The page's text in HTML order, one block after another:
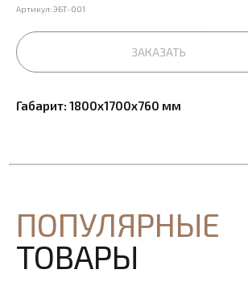
Артикул:ЭБТ-001
ЗАКАЗАТЬ
Габарит: 1800х1700х760 мм
ПОПУЛЯРНЫЕ
ТОВАРЫ